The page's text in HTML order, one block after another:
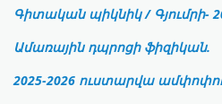
Գիտական պիկնիկ / Գյումրի-
Ամառային դպրոցի ֆիզիկան.
2025-2026 ուստարվա